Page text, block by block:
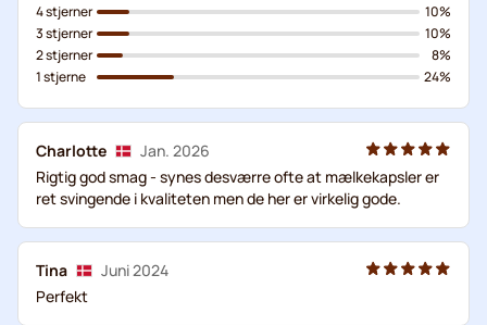
4 stjerner
3 stjerner
2 stjerner
1 stjerne
10%
10%
8%
24%
Charlotte
Jan. 2026
Rigtig god smag - synes desværre ofte at mælkekapsler er
ret svingende i kvaliteten men de her er virkelig gode.
Tina
Juni 2024
Perfekt